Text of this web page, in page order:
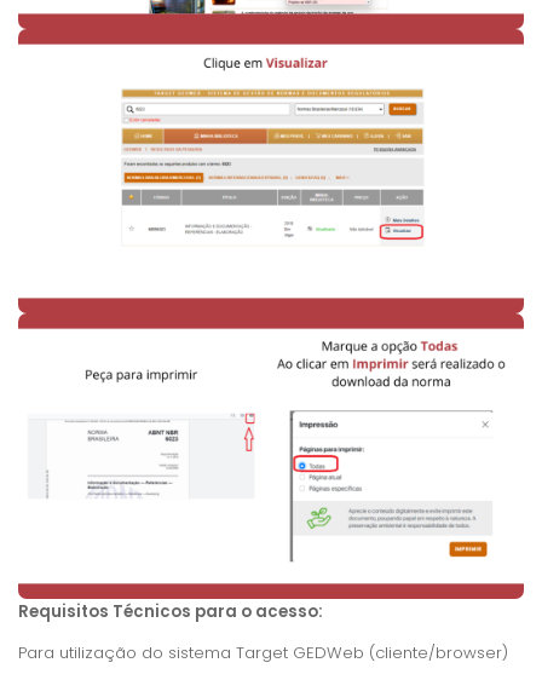
Requisitos Técnicos para o acesso:
Para utilização do sistema Target GEDWeb (cliente/browser)